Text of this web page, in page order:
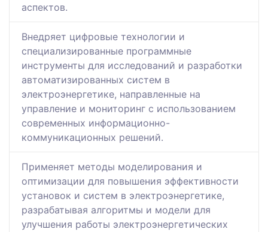
аспектов.
Внедряет цифровые технологии и
специализированные программные
инструменты для исследований и разработки
автоматизированных систем в
электроэнергетике, направленные на
управление и мониторинг с использованием
современных информационно-
коммуникационных решений.
Применяет методы моделирования и
оптимизации для повышения эффективности
установок и систем в электроэнергетике,
разрабатывая алгоритмы и модели для
улучшения работы электроэнергетических